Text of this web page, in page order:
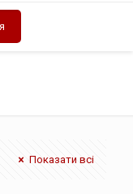
Показати всі